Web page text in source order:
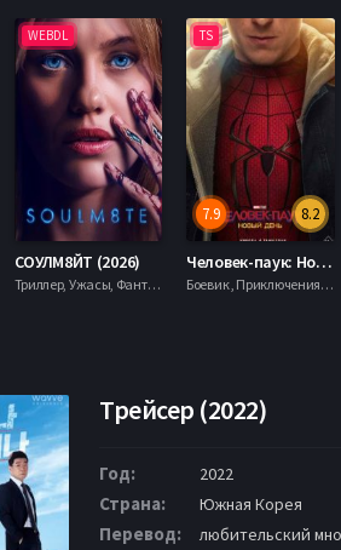
WEBDL
СОУЛМ8ЙТ (2026)
Триллер, Ужасы, Фантастика,
TS
8.2
7.9
Человек-паук: Новый день (2026)
Боевик , Приключения, Фантастика, Фэнтези,
Трейсер (2022)
Год: 2022
Страна: Южная Корея
Перевод: любительский